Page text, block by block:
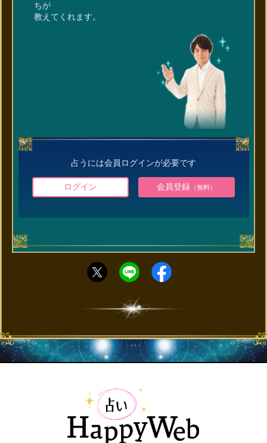
ちが
教えてくれます。
占うには会員ログインが必要です
ログイン 会員登録（無料）